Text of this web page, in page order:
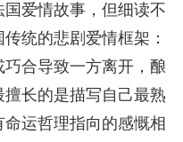
爱情故事，但细读不
统的悲剧爱情框架：
合导致一方离开，酿
长的是描写自己最熟
运哲理指向的感慨相